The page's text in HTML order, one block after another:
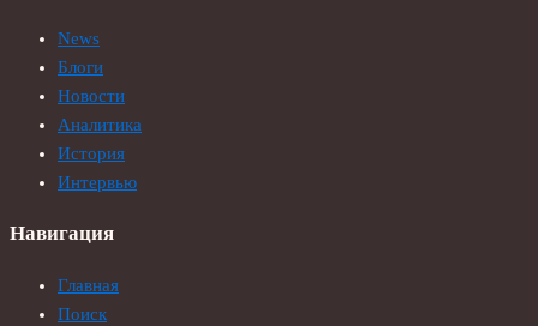
News
Блоги
Новости
Аналитика
История
Интервью
Навигация
Главная
Поиск